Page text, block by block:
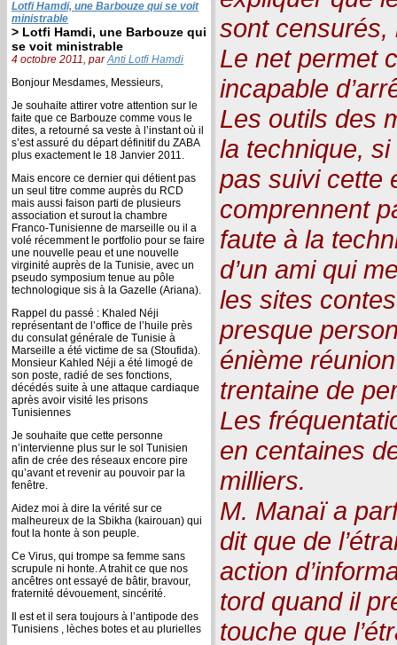
Lotfi Hamdi, une Barbouze qui se voit
ministrable
> Lotfi Hamdi, une Barbouze qui
se voit ministrable
4 octobre 2011, parAnti Lotfi Hamdi
Bonjour Mesdames, Messieurs,
Je souhaite attirer votre attention sur le
faite que ce Barbouze comme vous le
dites, a retourné sa veste à l’instant où il
s’est assuré du départ définitif du ZABA
plus exactement le 18 Janvier 2011.
Mais encore ce dernier qui détient pas
un seul titre comme auprès du RCD
mais aussi faison parti de plusieurs
association et surout la chambre
Franco-Tunisienne de marseille ou il a
volé récemment le portfolio pour se faire
une nouvelle peau et une nouvelle
virginité auprès de la Tunisie, avec un
pseudo symposium tenue au pôle
technologique sis à la Gazelle (Ariana).
Rappel du passé : Khaled Néji
représentant de l’office de l’huile près
du consulat générale de Tunisie à
Marseille a été victime de sa (Stoufida).
Monsieur Kahled Néji a été limogé de
son poste, radié de ses fonctions,
décédés suite à une attaque cardiaque
après avoir visité les prisons
Tunisiennes
Je souhaite que cette personne
n’intervienne plus sur le sol Tunisien
afin de crée des réseaux encore pire
qu’avant et revenir au pouvoir par la
fenêtre.
Aidez moi à dire la vérité sur ce
malheureux de la Sbikha (kairouan) qui
fout la honte à son peuple.
Ce Virus, qui trompe sa femme sans
scrupule ni honte. A trahit ce que nos
ancêtres ont essayé de bâtir, bravour,
fraternité dévouement, sincérité.
Il est et il sera toujours à l’antipode des
Tunisiens , lèches botes et au plurielles
sont censurés,
Le net permet
incapable
Les outils des
la technique, si
pas suivi cette
comprennent
faute à la
d’un ami qui
les sites
presque
énième
trentaine de
Les
en centaines
milliers.
M. Manaï a
dit que de
action
tord quand il
touche que